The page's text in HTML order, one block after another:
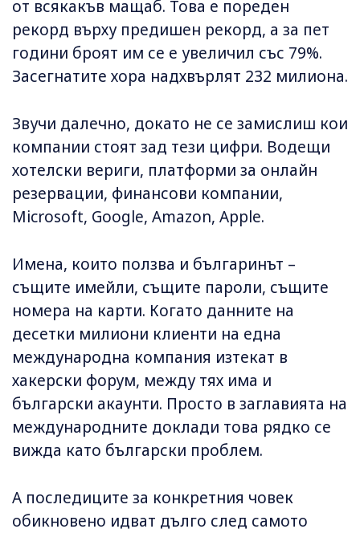
от всякакъв мащаб. Това е пореден
рекорд върху предишен рекорд, а за пет
години броят им се е увеличил със 79%.
Засегнатите хора надхвърлят 232 милиона.
Звучи далечно, докато не се замислиш кои
компании стоят зад тези цифри. Водещи
хотелски вериги, платформи за онлайн
резервации, финансови компании,
Microsoft, Google, Amazon, Apple.
Имена, които ползва и българинът –
същите имейли, същите пароли, същите
номера на карти. Когато данните на
десетки милиони клиенти на една
международна компания изтекат в
хакерски форум, между тях има и
български акаунти. Просто в заглавията на
международните доклади това рядко се
вижда като български проблем.
А последиците за конкретния човек
обикновено идват дълго след самото